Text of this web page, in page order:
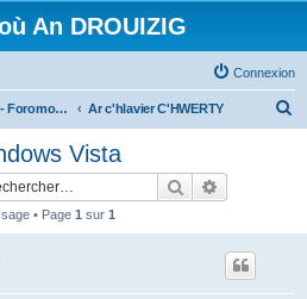
An DROUIZIG
Connexion
Kerzrouizig - Foromoù An Drouizig Ar c'hlavier C'HWERTY
Vista
Rechercher
• Page 1 sur 1